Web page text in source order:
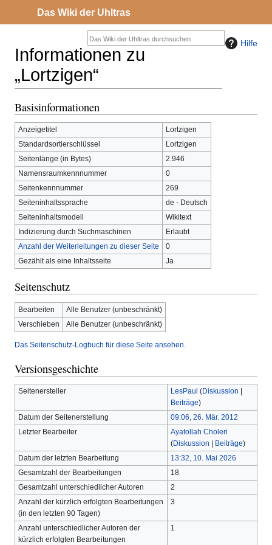
Hilfe
Informationen zu
„Lortzigen“
Zur
springen
Zur
springen
Basisinformationen
Anzeigetitel
Lortzigen
Standardsortierschlüssel
Lortzigen
Seitenlänge (in Bytes)
2.946
Namensraumkennnummer
0
Seitenkennnummer
269
Seiteninhaltssprache
de - Deutsch
Seiteninhaltsmodell
Wikitext
Indizierung durch Suchmaschinen
Erlaubt
Anzahl der Weiterleitungen zu dieser Seite
0
Gezählt als eine Inhaltsseite
Ja
Seitenschutz
Bearbeiten
Alle Benutzer (unbeschränkt)
Verschieben
Alle Benutzer (unbeschränkt)
Das Seitenschutz-Logbuch für diese Seite ansehen.
Versionsgeschichte
Seitenersteller LesPaul (Diskussion
Beiträge)
Datum der Seitenerstellung
09:06, 26. Mär. 2012
Letzter Bearbeiter
Ayatollah Choleri
(Diskussion Beiträge)
Datum der letzten Bearbeitung
13:32, 10. Mai 2026
Gesamtzahl der Bearbeitungen
18
Gesamtzahl unterschiedlicher Autoren
2
Anzahl der kürzlich erfolgten Bearbeitungen
(in den letzten 90 Tagen)
3
Anzahl unterschiedlicher Autoren der
kürzlich erfolgten Bearbeitungen
1
Das Wiki der Uhltras